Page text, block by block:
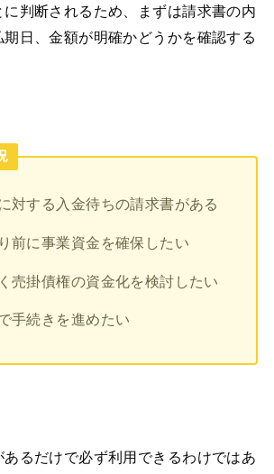
判断されるため、まずは請求書の内
日、金額が明確かどうかを確認する
対する入金待ちの請求書がある
前に事業資金を確保したい
売掛債権の資金化を検討したい
手続きを進めたい
るだけで必ず利用できるわけではあ